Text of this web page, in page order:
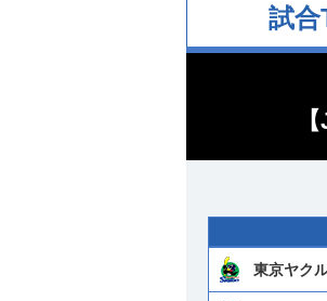
試合
東京ヤク